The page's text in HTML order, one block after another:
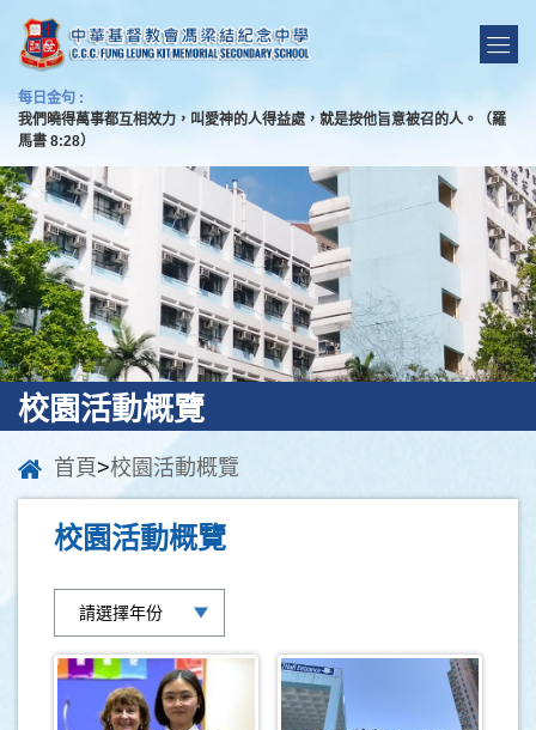
每日金句 :
我們曉得萬事都互相效力，叫愛神的人得益處，就是按他旨意被召的人。（羅
馬書 8:28）
校園活動概覽
首頁>校園活動概覽
校園活動概覽